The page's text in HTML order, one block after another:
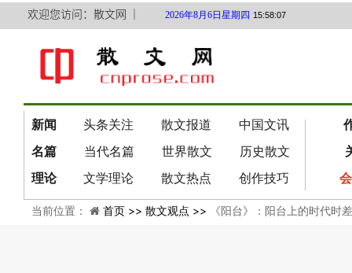
欢迎您访问：散文网 ｜
新闻 头条关注 散文报道 中国文讯
名篇
当代名篇 世界散文 历史散文
理论
文学理论 散文热点 创作技巧
2026年8月6日星期四 15:58:08
当前位置： 首页 >> 散文观点 >> 《阳台》：阳台上的时代时差